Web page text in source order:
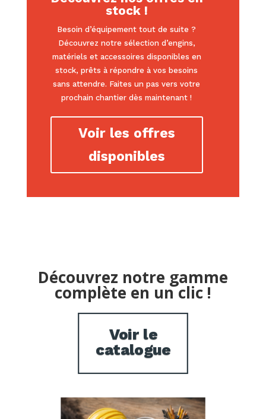
stock !
Besoin d’équipement tout de suite ?
Découvrez notre sélection d’engins,
matériels et accessoires disponibles en
stock, prêts à répondre à vos besoins
sans attendre. Faites un pas vers votre
prochain chantier dès maintenant !
Voir les offres
disponibles
Découvrez notre gamme
complète en un clic !
Voir le
catalogue